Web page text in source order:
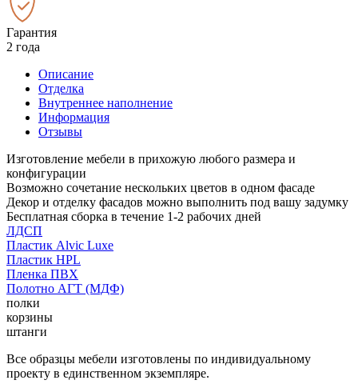
Гарантия
2 года
Описание
Отделка
Внутреннее наполнение
Информация
Отзывы
Изготовление мебели в прихожую любого размера и
конфигурации
Возможно сочетание нескольких цветов в одном фасаде
Декор и отделку фасадов можно выполнить под вашу задумку
Бесплатная сборка в течение 1-2 рабочих дней
ЛДСП
Пластик Alvic Luxe
Пластик HPL
Пленка ПВХ
Полотно АГТ (МДФ)
полки
корзины
штанги
Все образцы мебели изготовлены по индивидуальному
проекту в единственном экземпляре.